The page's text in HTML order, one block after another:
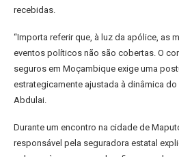
recebidas.
“Importa referir que, à luz da apólice, as
eventos políticos não são cobertas. O
seguros em Moçambique exige uma
estrategicamente ajustada à dinâmica
Abdulai.
Durante um encontro na cidade de
responsável pela seguradora estatal